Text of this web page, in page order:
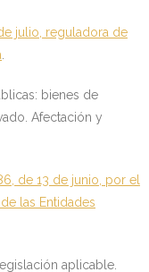
julio, reguladora de
bienes de
Afectación y
de 13 de junio, por el
las Entidades
aplicable.